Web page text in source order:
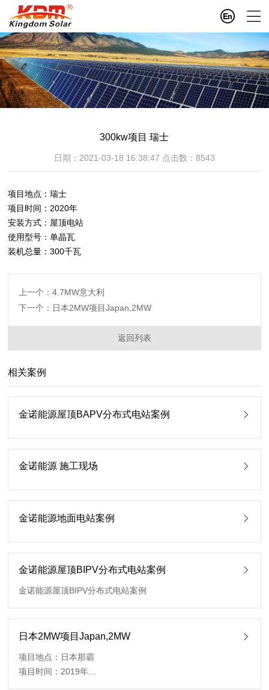
300kw项目 瑞士
日期：2021-03-18 16:38:47 点击数： 8543
项目地点：瑞士
项目时间：2020年
安装方式：屋顶电站
使用型号：单晶瓦
装机总量：300千瓦
返回列表
上一个：4.7MW意大利
下一个：日本2MW项目Japan,2MW
相关案例
金诺能源屋顶BAPV分布式电站案例
金诺能源 施工现场
金诺能源地面电站案例
金诺能源屋顶BIPV分布式电站案例
金诺能源屋顶BIPV分布式电站案例
日本2MW项目Japan,2MW
项目地点：日本那霸
项目时间：2019年